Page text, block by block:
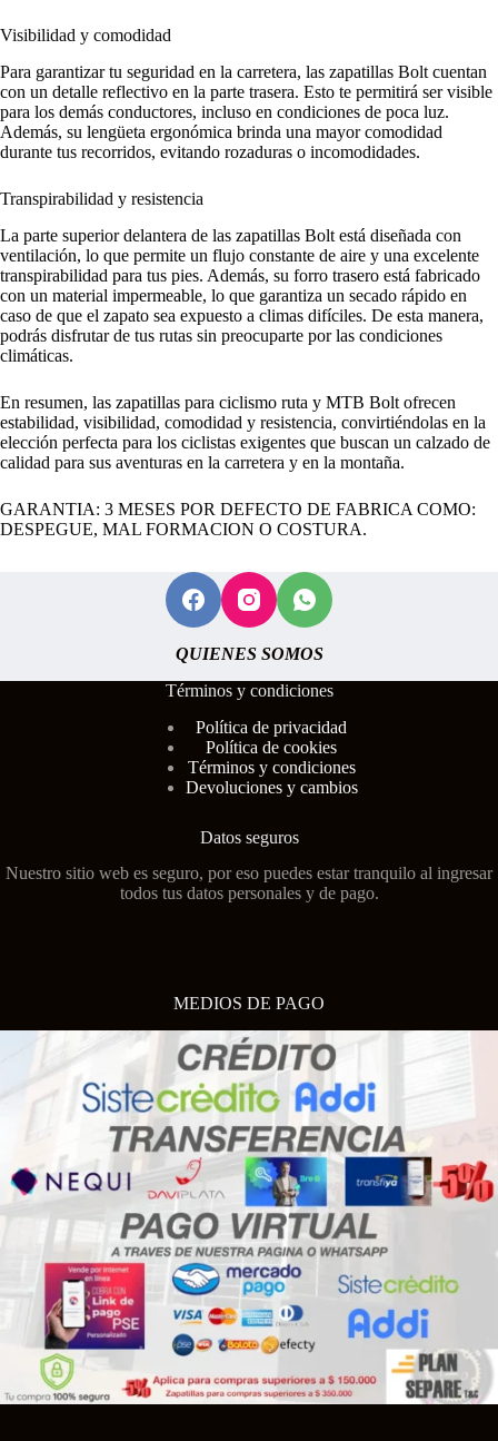
Visibilidad y comodidad
Para garantizar tu seguridad en la carretera, las zapatillas Bolt cuentan
con un detalle reflectivo en la parte trasera. Esto te permitirá ser visible
para los demás conductores, incluso en condiciones de poca luz.
Además, su lengüeta ergonómica brinda una mayor comodidad
durante tus recorridos, evitando rozaduras o incomodidades.
Transpirabilidad y resistencia
La parte superior delantera de las zapatillas Bolt está diseñada con
ventilación, lo que permite un flujo constante de aire y una excelente
transpirabilidad para tus pies. Además, su forro trasero está fabricado
con un material impermeable, lo que garantiza un secado rápido en
caso de que el zapato sea expuesto a climas difíciles. De esta manera,
podrás disfrutar de tus rutas sin preocuparte por las condiciones
climáticas.
En resumen, las zapatillas para ciclismo ruta y MTB Bolt ofrecen
estabilidad, visibilidad, comodidad y resistencia, convirtiéndolas en la
elección perfecta para los ciclistas exigentes que buscan un calzado de
calidad para sus aventuras en la carretera y en la montaña.
GARANTIA: 3 MESES POR DEFECTO DE FABRICA COMO:
DESPEGUE, MAL FORMACION O COSTURA.
QUIENES SOMOS
Términos y condiciones
Política de privacidad
Política de cookies
Términos y condiciones
Devoluciones y cambios
Datos seguros
Nuestro sitio web es seguro, por eso puedes estar tranquilo al ingresar
todos tus datos personales y de pago.
MEDIOS DE PAGO